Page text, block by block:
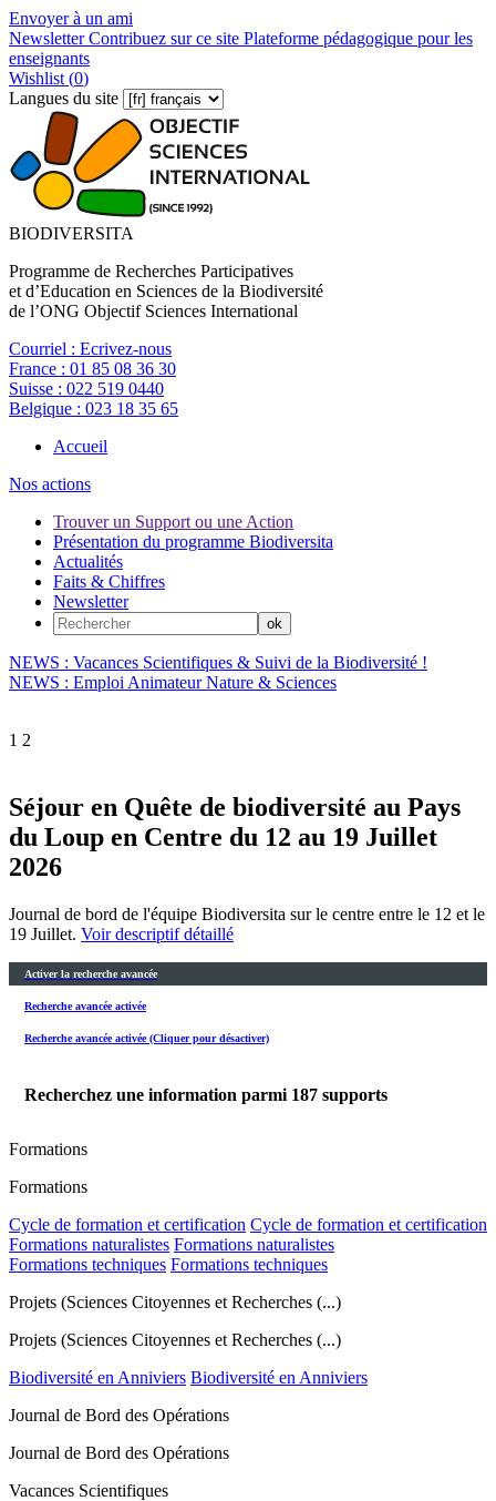
Envoyer à un ami
NewsletterContribuez sur ce site Plateforme pédagogique pour les
enseignants
Wishlist (0)
Langues du site
BIODIVERSITA
Programme de Recherches Participatives
et d’Education en Sciences de la Biodiversité
de l’ONG Objectif Sciences International
Courriel : Ecrivez-nous
France : 01 85 08 36 30
Suisse : 022 519 0440
Belgique : 023 18 35 65
Accueil
Nos actions
Trouver un Support ou une Action
Présentation du programme Biodiversita
Actualités
Faits & Chiffres
Newsletter
NEWS : Vacances Scientifiques & Suivi de la Biodiversité !
NEWS : Emploi Animateur Nature & Sciences
1 2
Séjour en Quête de biodiversité au Pays
du Loup en Centre du 12 au 19 Juillet
2026
Journal de bord de l'équipe Biodiversita sur le centre entre le 12 et le
19 Juillet. Voir descriptif détaillé
Activer la recherche avancée
Recherche avancée activée
Recherche avancée activée (Cliquer pour désactiver)
Recherchez une information parmi 187 supports
Formations
Formations
Cycle de formation et certification Cycle de formation et certification
Formations naturalistes Formations naturalistes
Formations techniques Formations techniques
Projets (Sciences Citoyennes et Recherches (...)
Projets (Sciences Citoyennes et Recherches (...)
Biodiversité en Anniviers Biodiversité en Anniviers
Journal de Bord des Opérations
Journal de Bord des Opérations
Vacances Scientifiques